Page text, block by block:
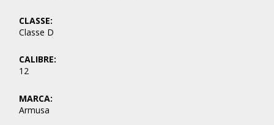
CLASSE:
Classe D
CALIBRE:
12
MARCA:
Armusa